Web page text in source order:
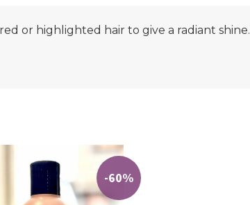
or highlighted hair to give a radiant shine.
-60%